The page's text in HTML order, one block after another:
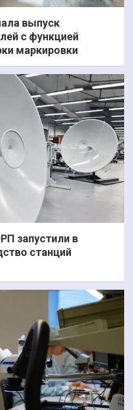
выпуск
с функцией
маркировки
запустили в
станций